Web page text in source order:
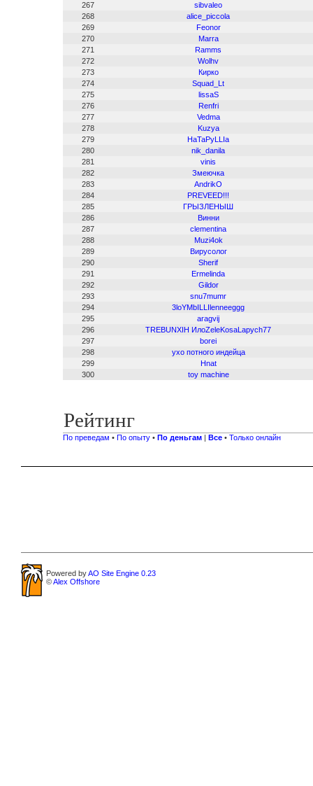
267
sibvaleo
268
alice_piccola
269
Feonor
270
Marra
271
Ramms
272
Wolhv
273
Кирко
274
Squad_Lt
275
lissaS
276
Renfri
277
Vedma
278
Kuzya
279
HaTaPyLLIa
280
nik_danila
281
vinis
282
Змеючка
283
AndrikO
284
PREVEED!!!
285
ГРЫЗЛЕНЫШ
286
Винни
287
clementina
288
Muzi4ok
289
Вирусолог
290
Sherif
291
Ermelinda
292
Gildor
293
snu7mumr
294
3loYMbILLIlenneeggg
295
aragvij
296
TREBUNXIH ИлоZeleKosaLapych77
297
borei
298
ухо потного индейца
299
Hnat
300
toy machine
Рейтинг
По преведам • По опыту • По деньгам | Все • Только онлайн
Powered byAO Site Engine 0.23
©Alex Offshore